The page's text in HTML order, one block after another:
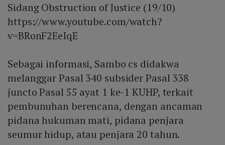
Sidang Obstruction of Justice (19/10)
https://www.youtube.com/watch?
v=BRonF2EeIqE
Sebagai informasi, Sambo cs didakwa
melanggar Pasal 340 subsider Pasal 338
juncto Pasal 55 ayat 1 ke-1 KUHP, terkait
pembunuhan berencana, dengan ancaman
pidana hukuman mati, pidana penjara
seumur hidup, atau penjara 20 tahun.